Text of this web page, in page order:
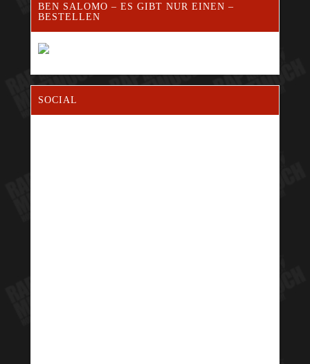
BEN SALOMO – ES GIBT NUR EINEN –
BESTELLEN
SOCIAL